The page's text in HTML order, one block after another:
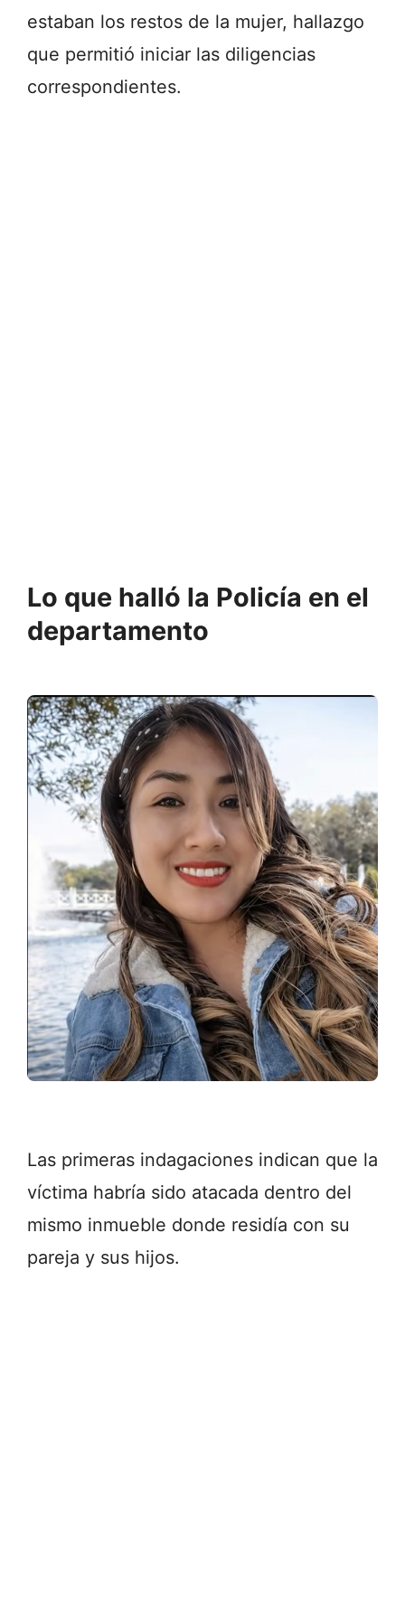
estaban los restos de la mujer, hallazgo
que permitió iniciar las diligencias
correspondientes.
Lo que halló la Policía en el
departamento
Las primeras indagaciones indican que la
víctima habría sido atacada dentro del
mismo inmueble donde residía con su
pareja y sus hijos.